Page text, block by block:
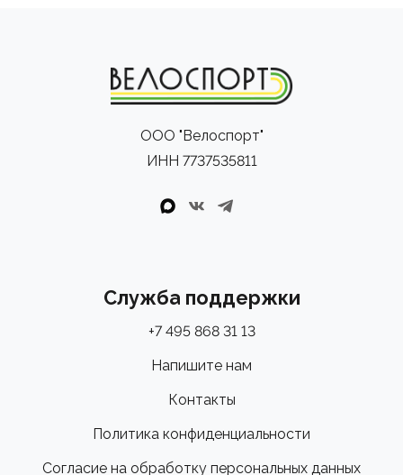
ООО "Велоспорт"
ИНН 7737535811
Служба поддержки
+7 495 868 31 13
Напишите нам
Контакты
Политика конфиденциальности
Согласие на обработку персональных данных